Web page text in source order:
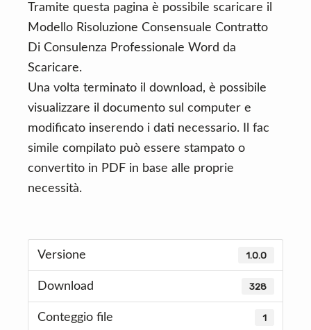
Tramite questa pagina è possibile scaricare il
Modello Risoluzione Consensuale Contratto
Di Consulenza Professionale Word da
Scaricare.
Una volta terminato il download, è possibile
visualizzare il documento sul computer e
modificato inserendo i dati necessario. Il fac
simile compilato può essere stampato o
convertito in PDF in base alle proprie
necessità.
Versione 1.0.0
Download 328
Conteggio file 1